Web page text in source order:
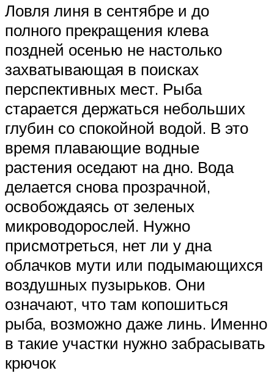
Ловля линя в сентябре и до
полного прекращения клева
поздней осенью не настолько
захватывающая в поисках
перспективных мест. Рыба
старается держаться небольших
глубин со спокойной водой. В это
время плавающие водные
растения оседают на дно. Вода
делается снова прозрачной,
освобождаясь от зеленых
микроводорослей. Нужно
присмотреться, нет ли у дна
облачков мути или подымающихся
воздушных пузырьков. Они
означают, что там копошиться
рыба, возможно даже линь. Именно
в такие участки нужно забрасывать
крючок